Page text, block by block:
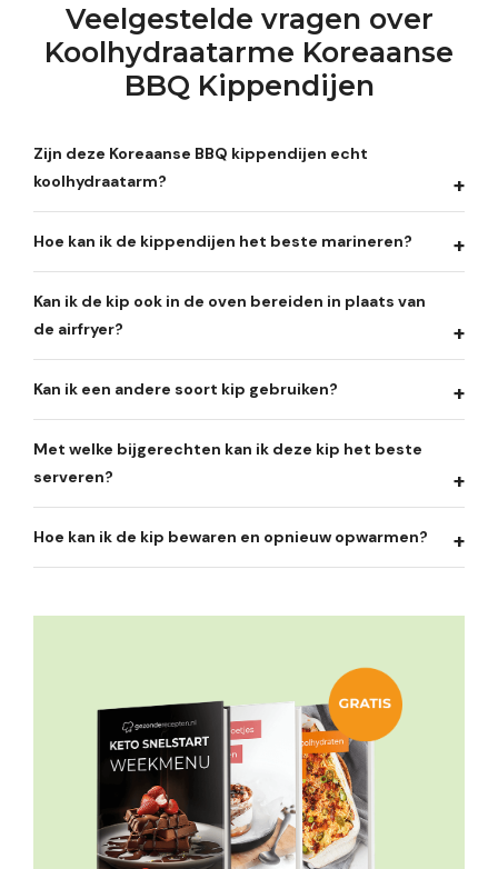
Veelgestelde vragen over
Koolhydraatarme Koreaanse
BBQ Kippendijen
Zijn deze Koreaanse BBQ kippendijen echt
koolhydraatarm?
Hoe kan ik de kippendijen het beste marineren?
Kan ik de kip ook in de oven bereiden in plaats van
de airfryer?
Kan ik een andere soort kip gebruiken?
Met welke bijgerechten kan ik deze kip het beste
serveren?
Hoe kan ik de kip bewaren en opnieuw opwarmen?